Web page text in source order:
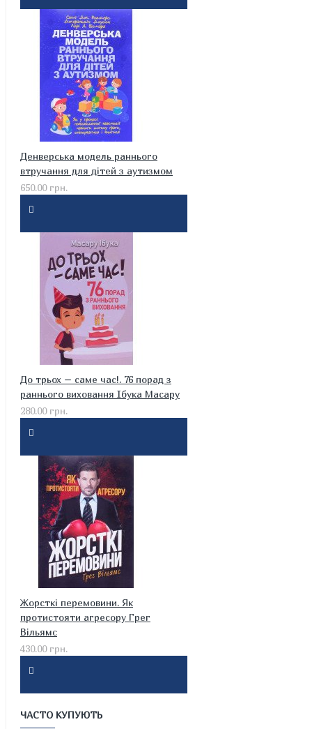
Денверська модель раннього
втручання для дітей з аутизмом
650.00 грн.
До трьох – саме час!. 76 порад з
раннього виховання Ібука Масару
280.00 грн.
Жорсткі перемовини. Як
протистояти агресору Грег
Вільямс
430.00 грн.
ЧАСТО КУПУЮТЬ